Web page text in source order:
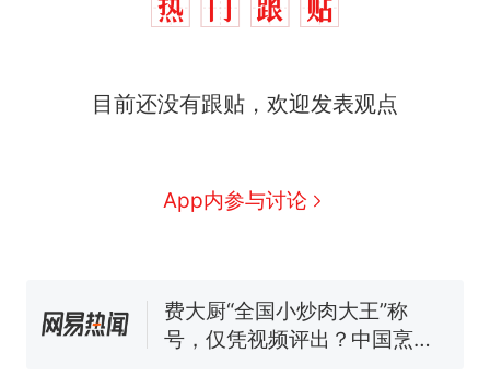
目前还没有跟贴，欢迎发表观点
App内参与讨论
热 那个在床头放菜刀的女孩，
因老师一句“跟我回家”改写了
费大厨“全国小炒肉大王”称
号，仅凭视频评出？中国烹饪